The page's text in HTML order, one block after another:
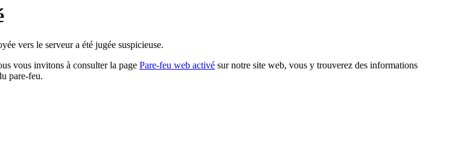
vers le serveur a été jugée suspicieuse.
vous invitons à consulter la page Pare-feu web activé sur notre site web, vous y trouverez des informations
pare-feu.